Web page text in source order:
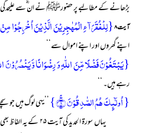
بڑھانے کے مطالبے پر حضورﷺ نے ان ؓسے علیحدگی
آیت ۸ {لِلۡفُقَرَآءِ الۡمُہٰجِرِیۡنَ الَّذِیۡنَ اُخۡرِجُوۡا
اپنے گھروں اور اپنے اموال سے‘‘
{یَبۡتَغُوۡنَ فَضۡلًا مِّنَ اللّٰہِ وَ رِضۡوَانًا وَّ یَنۡصُرُوۡنَ
رہے ہیں۔ ‘‘
{ اُولٰٓئِکَ ہُمُ الصّٰدِقُوۡنَ ۚ﴿۸﴾}
’’یہی لوگ ہیں جو
یہاں سورۃ الحدید کی آیت ۲۵ کے یہ الفاظ بھی ذہن میں تازہ کر لیں: